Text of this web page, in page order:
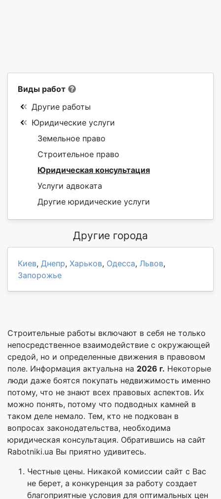
Виды работ
Другие работы
Юридические услуги
Земельное право
Строительное право
Юридическая консультация
Услуги адвоката
Другие юридические услуги
Другие города
Киев, Днепр, Харьков, Одесса, Львов,
Запорожье
Строительные работы включают в себя не только
непосредственное взаимодействие с окружающей
средой, но и определенные движения в правовом
поле. Информация актуальна на 2026 г. Некоторые
люди даже боятся покупать недвижимость именно
потому, что не знают всех правовых аспектов. Их
можно понять, потому что подводных камней в
таком деле немало. Тем, кто не подкован в
вопросах законодательства, необходима
юридическая консультация. Обратившись на сайт
Rabotniki.ua Вы приятно удивитесь.
Честные цены. Никакой комиссии сайт с Вас
не берет, а конкуренция за работу создает
благоприятные условия для оптимальных цен